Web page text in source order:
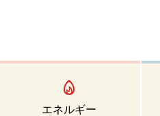
エネルギー